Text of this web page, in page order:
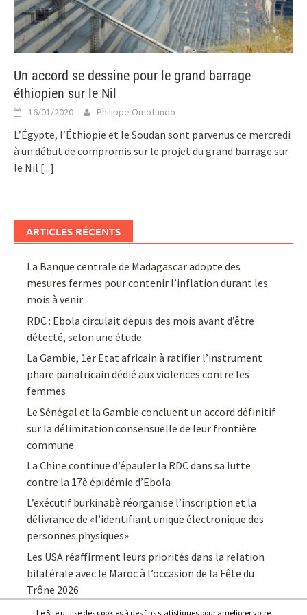
Un accord se dessine pour le grand barrage
éthiopien sur le Nil
16/01/2020 Philippe Omotundo
L’Égypte, l’Éthiopie et le Soudan sont parvenus ce mercredi
à un début de compromis sur le projet du grand barrage sur
le Nil [...]
ARTICLES RÉCENTS
La Banque centrale de Madagascar adopte des
mesures fermes pour contenir l’inflation durant les
mois à venir
RDC : Ebola circulait depuis des mois avant d’être
détecté, selon une étude
La Gambie, 1er Etat africain à ratifier l’instrument
phare panafricain dédié aux violences contre les
femmes
Le Sénégal et la Gambie concluent un accord définitif
sur la délimitation consensuelle de leur frontière
commune
La Chine continue d’épauler la RDC dans sa lutte
contre la 17è épidémie d’Ebola
L’exécutif burkinabè réorganise l’inscription et la
délivrance de «l’identifiant unique électronique des
personnes physiques»
Les USA réaffirment leurs priorités dans la relation
bilatérale avec le Maroc à l’occasion de la Fête du
Trône 2026
Le Site utilise des cookies à des fins statistiques pour améliorer votre